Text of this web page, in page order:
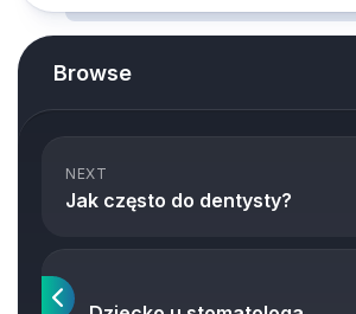
Browse
NEXT
Jak często do dentysty?